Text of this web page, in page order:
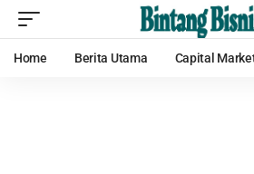
Home Berita Utama Capital